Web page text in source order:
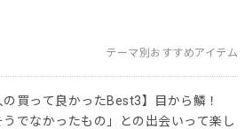
テーマ別おすすめアイテム
の買って良かったBest3】目から鱗！
うでなかったもの」との出会いって楽し